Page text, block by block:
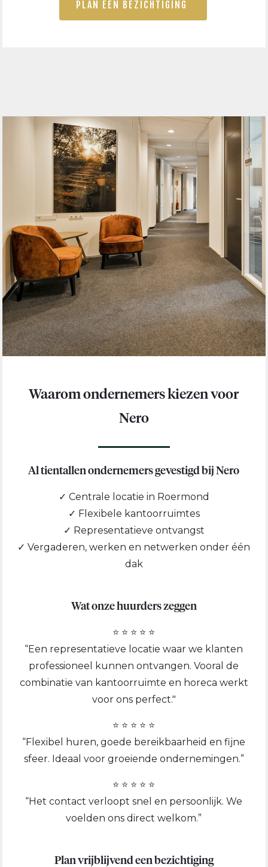
PLAN EEN BEZICHTIGING
Waarom ondernemers kiezen voor
Nero
Al tientallen ondernemers gevestigd bij Nero
✓ Centrale locatie in Roermond
✓ Flexibele kantoorruimtes
✓ Representatieve ontvangst
✓ Vergaderen, werken en netwerken onder één
dak
Wat onze huurders zeggen
⭐ ⭐ ⭐ ⭐ ⭐
“Een representatieve locatie waar we klanten
professioneel kunnen ontvangen. Vooral de
combinatie van kantoorruimte en horeca werkt
voor ons perfect."
⭐ ⭐ ⭐ ⭐ ⭐
“Flexibel huren, goede bereikbaarheid en fijne
sfeer. Ideaal voor groeiende ondernemingen.”
⭐ ⭐ ⭐ ⭐ ⭐
“Het contact verloopt snel en persoonlijk. We
voelden ons direct welkom.”
Plan vrijblijvend een bezichtiging